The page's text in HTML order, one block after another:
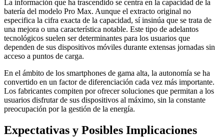
La información que ha trascendido se centra en la capacidad de la
batería del modelo Pro Max. Aunque el extracto original no
especifica la cifra exacta de la capacidad, sí insinúa que se trata de
una mejora o una característica notable. Este tipo de adelantos
tecnológicos suelen ser determinantes para los usuarios que
dependen de sus dispositivos móviles durante extensas jornadas sin
acceso a puntos de carga.
En el ámbito de los smartphones de gama alta, la autonomía se ha
convertido en un factor de diferenciación cada vez más importante.
Los fabricantes compiten por ofrecer soluciones que permitan a los
usuarios disfrutar de sus dispositivos al máximo, sin la constante
preocupación por la gestión de la energía.
Expectativas y Posibles Implicaciones